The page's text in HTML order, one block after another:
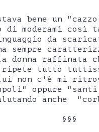
bene un
di moderami così
da
sempre
donna raffinata
ripete tutto
lui non c'è mi
oppure
anche
§§§